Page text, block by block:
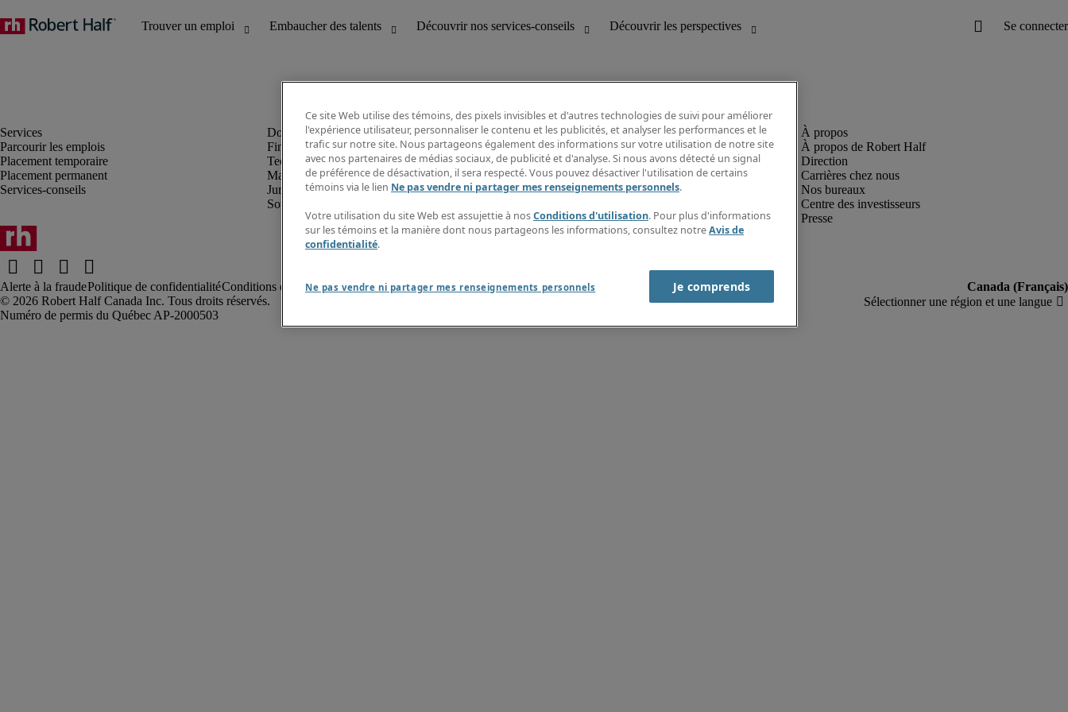
Parcourir les emplois
Placement temporaire
Placement permanent
Services-conseils
Finance et comptabilité
Technologie
Marketing et création
Juridique
Soutien administratif et à la clientèle
Découvrir les perspectives
Répertoire d’emplois
Guide salarial
Rapports de temps
Contactez-nous
À propos de Robert Half
Direction
Carrières chez nous
Nos bureaux
Centre des investisseurs
Presse
Alerte à la fraudePolitique de confidentialitéConditions d’utilisation Rapport sur l'esclavage moderne
Robert Half Canada Inc. Tous droits réservés.
Ce site Web utilise des témoins, des pixels invisibles et d'autres technologies de suivi pour améliorer
l'expérience utilisateur, personnaliser le contenu et les publicités, et analyser les performances et le
trafic sur notre site. Nous partageons également des informations sur votre utilisation de notre site
avec nos partenaires de médias sociaux, de publicité et d'analyse. Si nous avons détecté un signal
de préférence de désactivation, il sera respecté. Vous pouvez désactiver l'utilisation de certains
témoins via le lien Ne pas vendre ni partager mes renseignements personnels.
Votre utilisation du site Web est assujettie à nosConditions d'utilisation. Pour plus d'informations
sur les témoins et la manière dont nous partageons les informations, consultez notreAvis de
confidentialité.
Ne pas vendre ni partager mes renseignements personnels Je comprends